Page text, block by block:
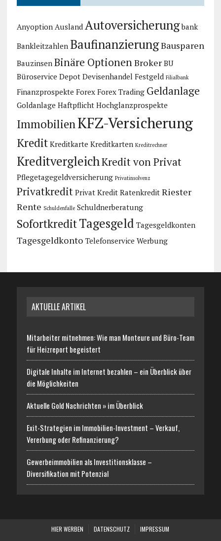
Anyoption Ausland Autoversicherung bank
Bankleitzahlen BaufinanzierungBausparen
Bauzinsen Binäre OptionenBroker BU
Büroservice Depot Devisenhandel Festgeld Filialbank
Finanzprospekte Forex Forex Trading Geldanlage
Goldanlage Haftpflicht Hochglanzprospekte
ImmobilienKFZ-Versicherung
Kredit Kreditkarte Kreditkarten Kreditrechner
KreditvergleichKredit von Privat
Pflegetagegeldversicherung Privatinsolvenz
Privatkredit Privat Kredit Ratenkredit Riester
Rente Schuldenfalle Schuldnerberatung
SofortkreditTagesgeld Tagesgeldkonten
Tagesgeldkonto Telefonservice Werbung
AKTUELLE ARTIKEL
Mitarbeiter mitnehmen: Wie man Monteure und Büro-Team
für Heizreport begeistert
Digitale Inhalte im Internet bezahlen – ein Überblick über
die Möglichkeiten
Aktuelle Gold Nachrichten » im Überblick
Exit-Strategien im Immobilien-Investment – Verkauf,
Vererbung oder Refinanzierung?
Gewerbeimmobilien als Investitionsklasse –
Diversifikation mit Potenzial
HIER WERBEN DATENSCHUTZ IMPRESSUM